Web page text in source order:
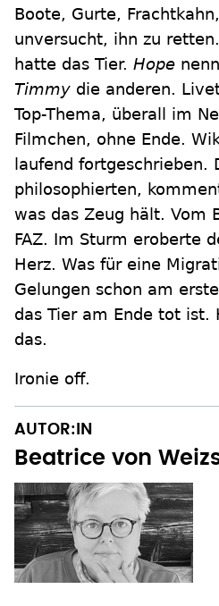
Boote, Gurte,
unversucht, ihn zu
hatte das Tier. Hope
Timmy die anderen.
Top-Thema, überall im
Filmchen, ohne Ende.
laufend fortgeschrieben.
philosophierten,
was das Zeug hält. Vom
FAZ. Im Sturm eroberte
Herz. Was für eine
Gelungen schon am
das Tier am Ende tot ist.
das.
Ironie off.
AUTOR:IN
Beatrice von